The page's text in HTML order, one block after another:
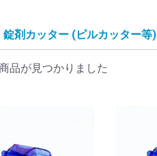
錠剤カッター (ピルカッター等)
品が見つかりました